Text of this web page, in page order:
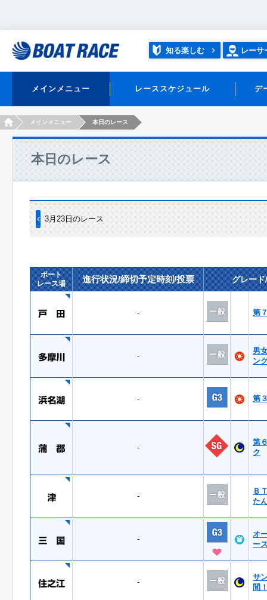
知る楽しむ レーサ
メインメニュー レーススケジュール デ
HOMEメインメニュー 本日のレース
本日のレース
3月23日のレース
ボート
レース場
進行状況/締切予定時刻/投票 グレー
- 第
-
男
ン
- 第
-
第
ク
-
Ｂ
た
-
オ
ー
-
サ
間